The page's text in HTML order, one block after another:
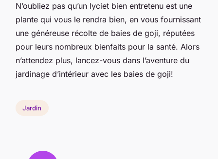
N’oubliez pas qu’un lyciet bien entretenu est une
plante qui vous le rendra bien, en vous fournissant
une généreuse récolte de baies de goji, réputées
pour leurs nombreux bienfaits pour la santé. Alors
n’attendez plus, lancez-vous dans l’aventure du
jardinage d’intérieur avec les baies de goji!
Jardin